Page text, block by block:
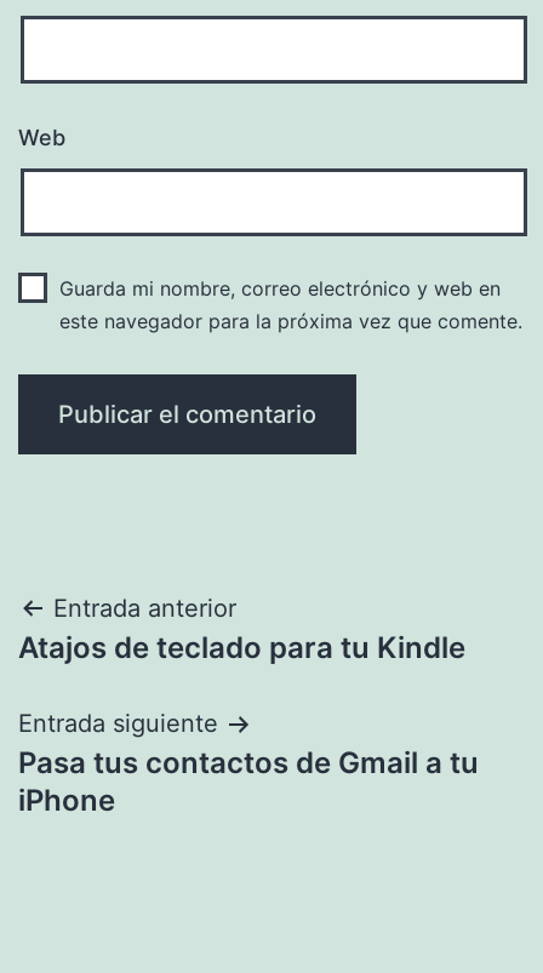
Web
Guarda mi nombre, correo electrónico y web en
este navegador para la próxima vez que comente.
Navegación
de
entradas
Entrada anterior
Atajos de teclado para tu Kindle
Entrada siguiente
Pasa tus contactos de Gmail a tu
iPhone